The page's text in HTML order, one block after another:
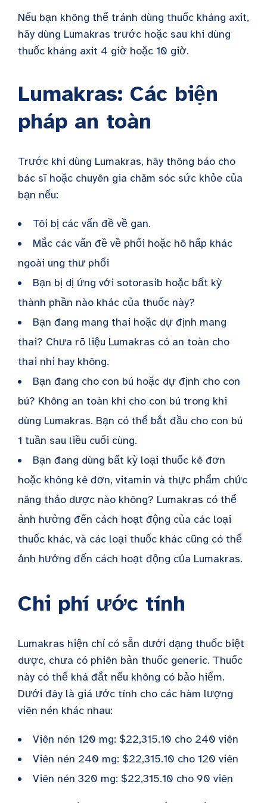
Nếu bạn không thể tránh dùng thuốc kháng axit,
hãy dùng Lumakras trước hoặc sau khi dùng
thuốc kháng axit 4 giờ hoặc 10 giờ.
Lumakras: Các biện
pháp an toàn
Trước khi dùng Lumakras, hãy thông báo cho
bác sĩ hoặc chuyên gia chăm sóc sức khỏe của
bạn nếu:
Tôi bị các vấn đề về gan.
Mắc các vấn đề về phổi hoặc hô hấp khác
ngoài ung thư phổi
Bạn bị dị ứng với sotorasib hoặc bất kỳ
thành phần nào khác của thuốc này?
Bạn đang mang thai hoặc dự định mang
thai? Chưa rõ liệu Lumakras có an toàn cho
thai nhi hay không.
Bạn đang cho con bú hoặc dự định cho con
bú? Không an toàn khi cho con bú trong khi
dùng Lumakras. Bạn có thể bắt đầu cho con bú
1 tuần sau liều cuối cùng.
Bạn đang dùng bất kỳ loại thuốc kê đơn
hoặc không kê đơn, vitamin và thực phẩm chức
năng thảo dược nào không? Lumakras có thể
ảnh hưởng đến cách hoạt động của các loại
thuốc khác, và các loại thuốc khác cũng có thể
ảnh hưởng đến cách hoạt động của Lumakras.
Chi phí ước tính
Lumakras hiện chỉ có sẵn dưới dạng thuốc biệt
dược, chưa có phiên bản thuốc generic. Thuốc
này có thể khá đắt nếu không có bảo hiểm.
Dưới đây là giá ước tính cho các hàm lượng
viên nén khác nhau:
Viên nén 120 mg: $22,315.10 cho 240 viên
Viên nén 240 mg: $22,315.10 cho 120 viên
Viên nén 320 mg: $22,315.10 cho 90 viên